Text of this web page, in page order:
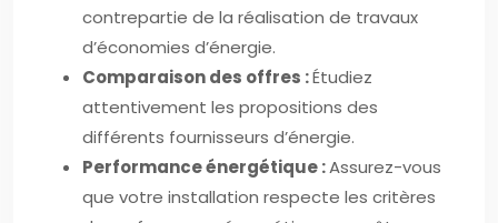
contrepartie de la réalisation de travaux
d’économies d’énergie.
Comparaison des offres :Étudiez
attentivement les propositions des
différents fournisseurs d’énergie.
Performance énergétique :Assurez-vous
que votre installation respecte les critères